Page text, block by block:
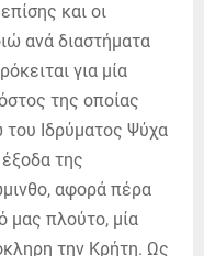
και οι
ανά διαστήματα
για μία
της οποίας
Ιδρύματος Ψύχα
της
αφορά πέρα
μας πλούτο, μία
την Κρήτη. Ως